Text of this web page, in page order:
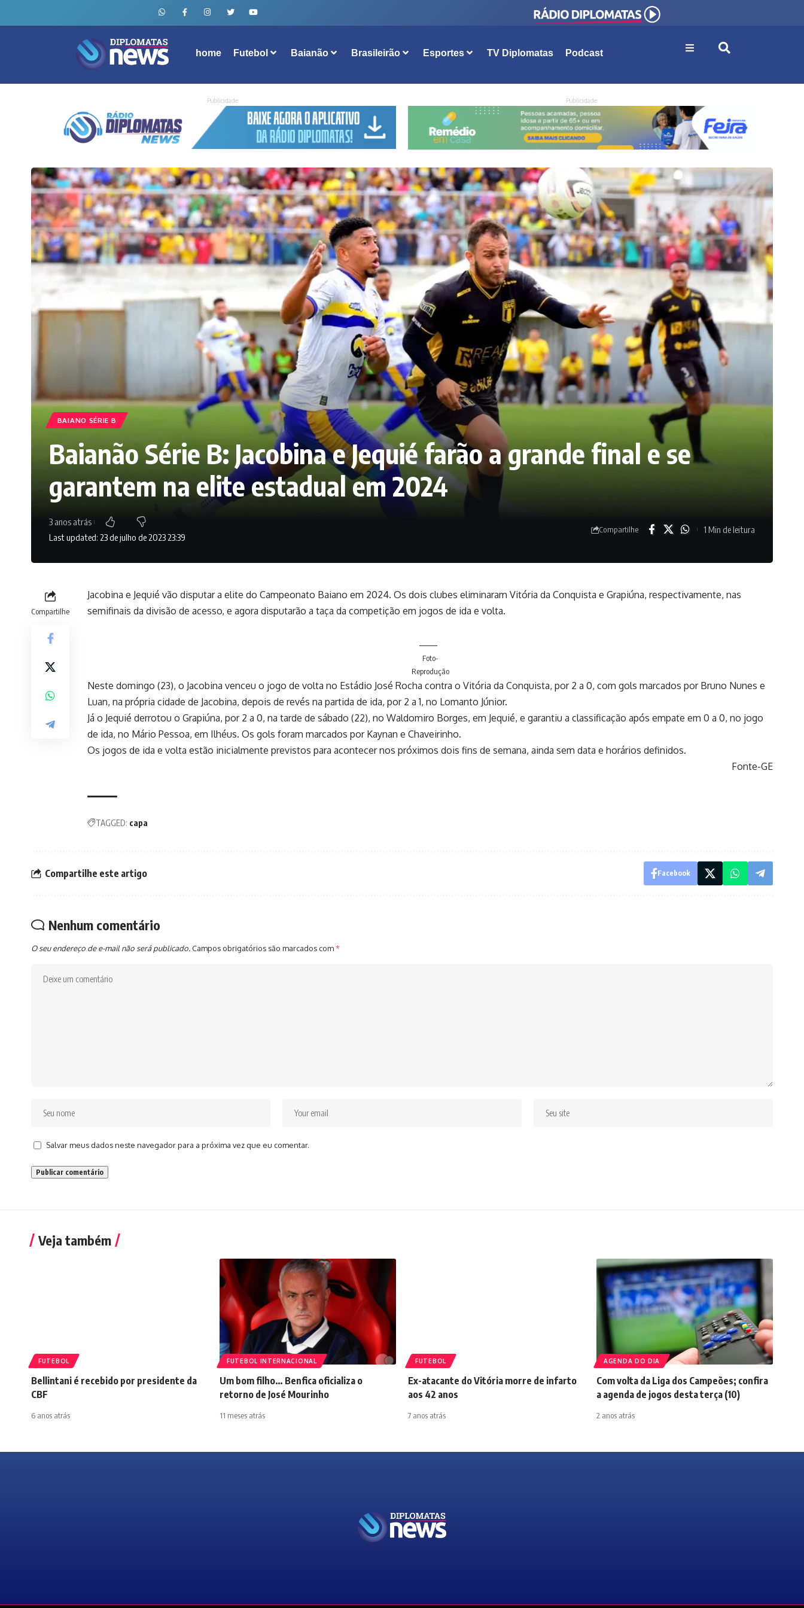
home Futebol Baianão Brasileirão Esportes TV Diplomatas Podcast
Publicidade Publicidade
BAIANO SÉRIE B
Baianão Série B: Jacobina e Jequié farão a grande final e se
garantem na elite estadual em 2024
Last updated: 23 de julho de 2023 23:39
3 anos atrás
Compartilhe 1 Min de leitura
Compartilhe
Jacobina e Jequié vão disputar a elite do Campeonato Baiano em 2024. Os dois clubes eliminaram Vitória da Conquista e Grapiúna, respectivamente, nas
semifinais da divisão de acesso, e agora disputarão a taça da competição em jogos de ida e volta.
Foto-
Reprodução
Neste domingo (23), o Jacobina venceu o jogo de volta no Estádio José Rocha contra o Vitória da Conquista, por 2 a 0, com gols marcados por Bruno Nunes e
Luan, na própria cidade de Jacobina, depois de revés na partida de ida, por 2 a 1, no Lomanto Júnior.
Já o Jequié derrotou o Grapiúna, por 2 a 0, na tarde de sábado (22), no Waldomiro Borges, em Jequié, e garantiu a classificação após empate em 0 a 0, no jogo
de ida, no Mário Pessoa, em Ilhéus. Os gols foram marcados por Kaynan e Chaveirinho.
Os jogos de ida e volta estão inicialmente previstos para acontecer nos próximos dois fins de semana, ainda sem data e horários definidos.
Fonte-GE
TAGGED: capa
Compartilhe este artigo Facebook
Nenhum comentário
O seu endereço de e-mail não será publicado. Campos obrigatórios são marcados com*
Salvar meus dados neste navegador para a próxima vez que eu comentar.
Veja também
FUTEBOL
Bellintani é recebido por presidente da
CBF
6 anos atrás
FUTEBOL INTERNACIONAL
Um bom filho… Benfica oficializa o
retorno de José Mourinho
11 meses atrás
FUTEBOL
Ex-atacante do Vitória morre de infarto
aos 42 anos
7 anos atrás
AGENDA DO DIA
Com volta da Liga dos Campeões; confira
a agenda de jogos desta terça (10)
2 anos atrás